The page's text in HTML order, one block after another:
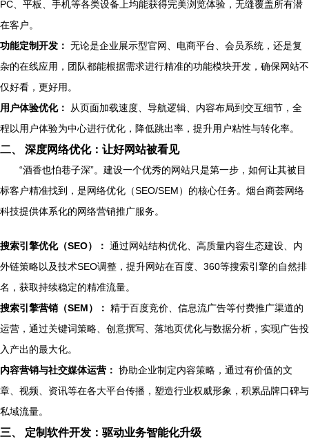
PC、平板、手机等各类设备上均能获得完美浏览体验，无缝覆盖所有潜
在客户。
功能定制开发： 无论是企业展示型官网、电商平台、会员系统，还是复
杂的在线应用，团队都能根据需求进行精准的功能模块开发，确保网站不
仅好看，更好用。
用户体验优化：
从页面加载速度、导航逻辑、内容布局到交互细节，全
程以用户体验为中心进行优化，降低跳出率，提升用户粘性与转化率。
二、 深度网络优化：让好网站被看见
“酒香也怕巷子深”。建设一个优秀的网站只是第一步，如何让其被目
标客户精准找到，是网络优化（SEO/SEM）的核心任务。烟台商荟网络
科技提供体系化的网络营销推广服务。
搜索引擎优化（SEO）： 通过网站结构优化、高质量内容生态建设、内
外链策略以及技术SEO调整，提升网站在百度、360等搜索引擎的自然排
名，获取持续稳定的精准流量。
搜索引擎营销（SEM）： 精于百度竞价、信息流广告等付费推广渠道的
运营，通过关键词策略、创意撰写、落地页优化与数据分析，实现广告投
入产出的最大化。
内容营销与社交媒体运营： 协助企业制定内容策略，通过有价值的文
章、视频、资讯等在各大平台传播，塑造行业权威形象，积累品牌口碑与
私域流量。
三、 定制软件开发：驱动业务智能化升级